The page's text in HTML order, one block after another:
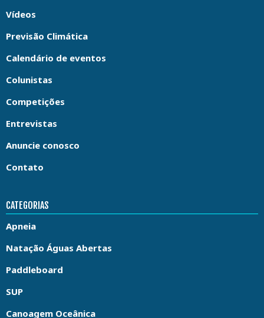
Vídeos
Previsão Climática
Calendário de eventos
Colunistas
Competições
Entrevistas
Anuncie conosco
Contato
CATEGORIAS
Apneia
Natação Águas Abertas
Paddleboard
SUP
Canoagem Oceânica